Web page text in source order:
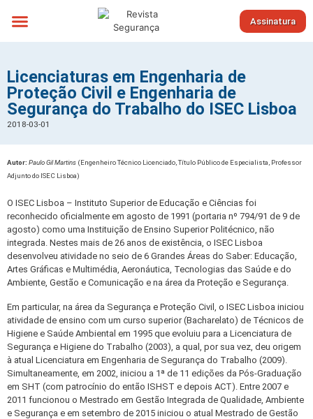
Assinatura
Licenciaturas em Engenharia de
Proteção Civil e Engenharia de
Segurança do Trabalho do ISEC Lisboa
2018-03-01
Autor: Paulo Gil Martins (Engenheiro Técnico Licenciado, Título Público de Especialista, Professor
Adjunto do ISEC Lisboa)
O ISEC Lisboa – Instituto Superior de Educação e Ciências foi
reconhecido oficialmente em agosto de 1991 (portaria nº 794/91 de 9 de
agosto) como uma Instituição de Ensino Superior Politécnico, não
integrada. Nestes mais de 26 anos de existência, o ISEC Lisboa
desenvolveu atividade no seio de 6 Grandes Áreas do Saber: Educação,
Artes Gráficas e Multimédia, Aeronáutica, Tecnologias das Saúde e do
Ambiente, Gestão e Comunicação e na área da Proteção e Segurança.
Em particular, na área da Segurança e Proteção Civil, o ISEC Lisboa iniciou
atividade de ensino com um curso superior (Bacharelato) de Técnicos de
Higiene e Saúde Ambiental em 1995 que evoluiu para a Licenciatura de
Segurança e Higiene do Trabalho (2003), a qual, por sua vez, deu origem
à atual Licenciatura em Engenharia de Segurança do Trabalho (2009).
Simultaneamente, em 2002, iniciou a 1ª de 11 edições da Pós-Graduação
em SHT (com patrocínio do então ISHST e depois ACT). Entre 2007 e
2011 funcionou o Mestrado em Gestão Integrada de Qualidade, Ambiente
e Segurança e em setembro de 2015 iniciou o atual Mestrado de Gestão